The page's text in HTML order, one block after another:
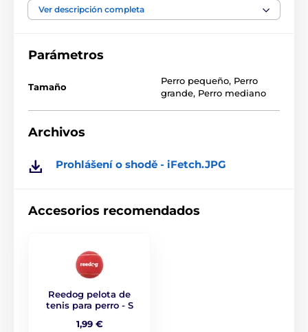
inteligente para perros utiliza 3 direcciones aleatorias
para hacer rodar la pelota, agudizando así los sentidos
Ver descripción completa
Parámetros
Tamaño
Perro pequeño, Perro
grande, Perro mediano
Archivos
Prohlášení o shodě - iFetch.JPG
Accesorios recomendados
Reedog pelota de
tenis para perro - S
1,99 €